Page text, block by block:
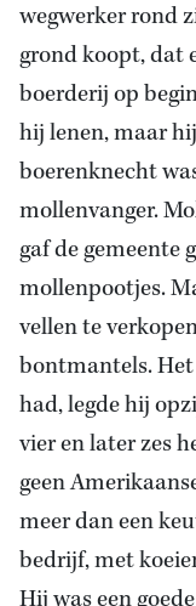
wegwerker rond
grond koopt, dat
boerderij op
hij lenen, maar
boerenknecht
mollenvanger.
gaf de gemeente
mollenpootjes.
vellen te
bontmantels.
had, legde hij
vier en later zes
geen
meer dan een
bedrijf, met